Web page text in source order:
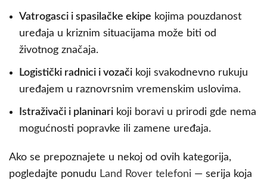
Vatrogasci i spasilačke ekipe kojima pouzdanost
uređaja u kriznim situacijama može biti od
životnog značaja.
Logistički radnici i vozači koji svakodnevno rukuju
uređajem u raznovrsnim vremenskim uslovima.
Istraživači i planinari koji boravi u prirodi gde nema
mogućnosti popravke ili zamene uređaja.
Ako se prepoznajete u nekoj od ovih kategorija,
pogledajte ponudu Land Rover telefoni — serija koja